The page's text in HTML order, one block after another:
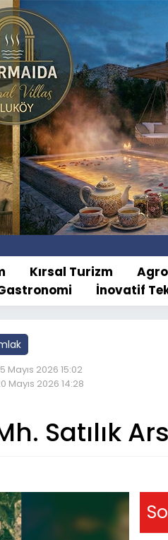
Kırsal Turizm Agro
İnovatif
Mayıs 2026 15:02
Mayıs 2026 14:28
Satılık